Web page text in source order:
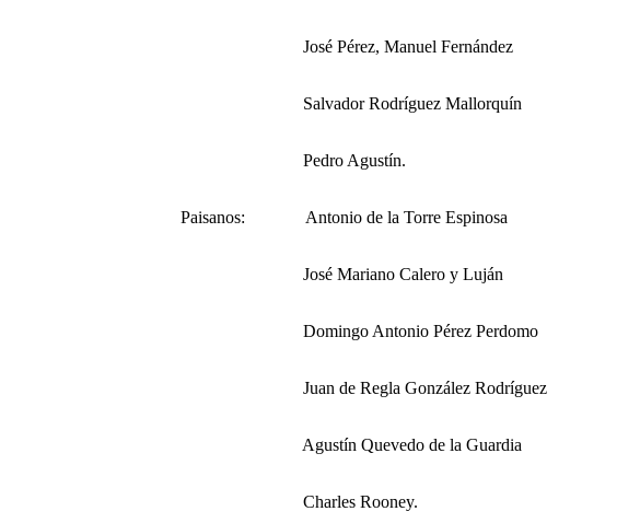
José Pérez, Manuel Fernández
Salvador Rodríguez Mallorquín
Pedro Agustín.
Paisanos: Antonio de la Torre Espinosa
José Mariano Calero y Luján
Domingo Antonio Pérez Perdomo
Juan de Regla González Rodríguez
Agustín Quevedo de la Guardia
Charles Rooney.